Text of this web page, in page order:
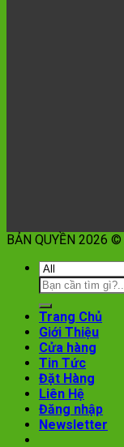
BẢN QUYỀN 2026 ©
Trang Chủ
Giới Thiệu
Cửa hàng
Tin Tức
Đặt Hàng
Liên Hệ
Đăng nhập
Newsletter